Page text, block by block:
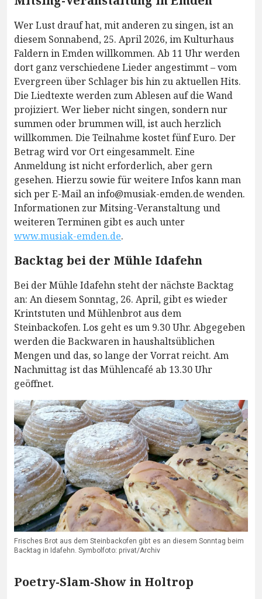
Wer Lust drauf hat, mit anderen zu singen, ist an
diesem Sonnabend, 25. April 2026, im Kulturhaus
Faldern in Emden willkommen. Ab 11 Uhr werden
dort ganz verschiedene Lieder angestimmt – vom
Evergreen über Schlager bis hin zu aktuellen Hits.
Die Liedtexte werden zum Ablesen auf die Wand
projiziert. Wer lieber nicht singen, sondern nur
summen oder brummen will, ist auch herzlich
willkommen. Die Teilnahme kostet fünf Euro. Der
Betrag wird vor Ort eingesammelt. Eine
Anmeldung ist nicht erforderlich, aber gern
gesehen. Hierzu sowie für weitere Infos kann man
sich per E-Mail an info@musiak-emden.de wenden.
Informationen zur Mitsing-Veranstaltung und
weiteren Terminen gibt es auch unter
www.musiak-emden.de.
Backtag bei der Mühle Idafehn
Bei der Mühle Idafehn steht der nächste Backtag
an: An diesem Sonntag, 26. April, gibt es wieder
Krintstuten und Mühlenbrot aus dem
Steinbackofen. Los geht es um 9.30 Uhr. Abgegeben
werden die Backwaren in haushaltsüblichen
Mengen und das, so lange der Vorrat reicht. Am
Nachmittag ist das Mühlencafé ab 13.30 Uhr
geöffnet.
Frisches Brot aus dem Steinbackofen gibt es an diesem Sonntag beim
Backtag in Idafehn. Symbolfoto: privat/Archiv
Poetry-Slam-Show in Holtrop